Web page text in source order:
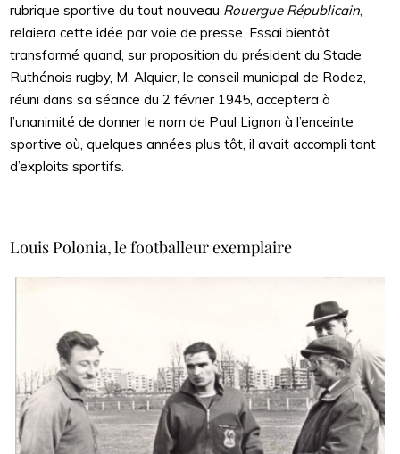
rubrique sportive du tout nouveau Rouergue Républicain
relaiera cette idée par voie de presse. Essai bientôt
transformé quand, sur proposition du président du Stade
Ruthénois rugby, M. Alquier, le conseil municipal de Rodez,
réuni dans sa séance du 2 février 1945, acceptera à
l’unanimité de donner le nom de Paul Lignon à l’enceinte
sportive où, quelques années plus tôt, il avait accompli tant
d’exploits sportifs.
Louis Polonia, le footballeur exemplaire